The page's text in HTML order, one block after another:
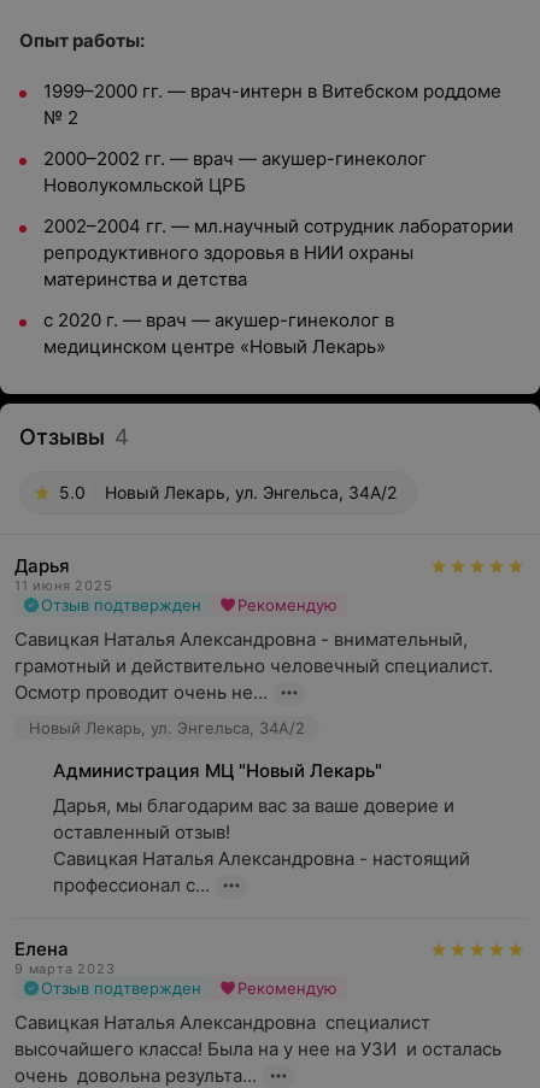
Опыт работы:
1999–2000 гг. — врач-интерн в Витебском роддоме
№ 2
2000–2002 гг. — врач — акушер-гинеколог
Новолукомльской ЦРБ
2002–2004 гг. — мл.научный сотрудник лаборатории
репродуктивного здоровья в НИИ охраны
материнства и детства
с 2020 г. — врач — акушер-гинеколог в
медицинском центре «Новый Лекарь»
Отзывы 4
5.0 Новый Лекарь, ул. Энгельса, 34А/2
Дарья
11 июня 2025
Отзыв подтвержден Рекомендую
Савицкая Наталья Александровна - внимательный,
грамотный и действительно человечный специалист.
Осмотр проводит очень не...
Новый Лекарь, ул. Энгельса, 34А/2
Администрация МЦ "Новый Лекарь"
Дарья, мы благодарим вас за ваше доверие и
оставленный отзыв!
Савицкая Наталья Александровна - настоящий
профессионал с...
Елена
9 марта 2023
Отзыв подтвержден Рекомендую
Савицкая Наталья Александровна  специалист
высочайшего класса! Была на у нее на УЗИ  и осталась
очень  довольна результа...